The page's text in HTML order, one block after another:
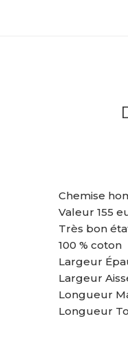
Chemise
Valeur 155
Très bon
100 % coton
Largeur
Largeur
Longueur
Longueur